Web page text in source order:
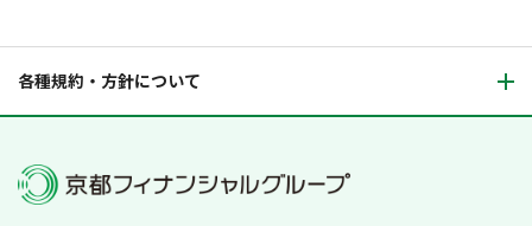
各種規約・方針について